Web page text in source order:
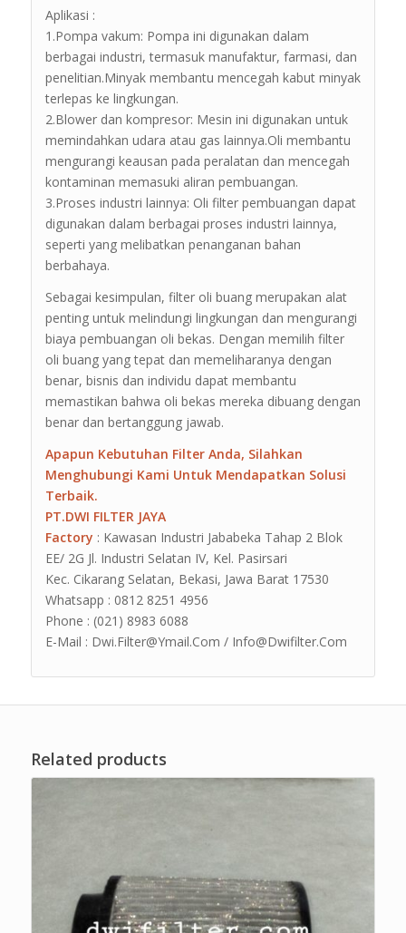
Aplikasi :
1.Pompa vakum: Pompa ini digunakan dalam
berbagai industri, termasuk manufaktur, farmasi, dan
penelitian.Minyak membantu mencegah kabut minyak
terlepas ke lingkungan.
2.Blower dan kompresor: Mesin ini digunakan untuk
memindahkan udara atau gas lainnya.Oli membantu
mengurangi keausan pada peralatan dan mencegah
kontaminan memasuki aliran pembuangan.
3.Proses industri lainnya: Oli filter pembuangan dapat
digunakan dalam berbagai proses industri lainnya,
seperti yang melibatkan penanganan bahan
berbahaya.
Sebagai kesimpulan, filter oli buang merupakan alat
penting untuk melindungi lingkungan dan mengurangi
biaya pembuangan oli bekas. Dengan memilih filter
oli buang yang tepat dan memeliharanya dengan
benar, bisnis dan individu dapat membantu
memastikan bahwa oli bekas mereka dibuang dengan
benar dan bertanggung jawab.
Apapun Kebutuhan Filter Anda, Silahkan
Menghubungi Kami Untuk Mendapatkan Solusi
Terbaik.
PT.DWI FILTER JAYA
Factory : Kawasan Industri Jababeka Tahap 2 Blok
EE/ 2G Jl. Industri Selatan IV, Kel. Pasirsari
Kec. Cikarang Selatan, Bekasi, Jawa Barat 17530
Whatsapp : 0812 8251 4956
Phone : (021) 8983 6088
E-Mail : Dwi.Filter@Ymail.Com / Info@Dwifilter.Com
Related products